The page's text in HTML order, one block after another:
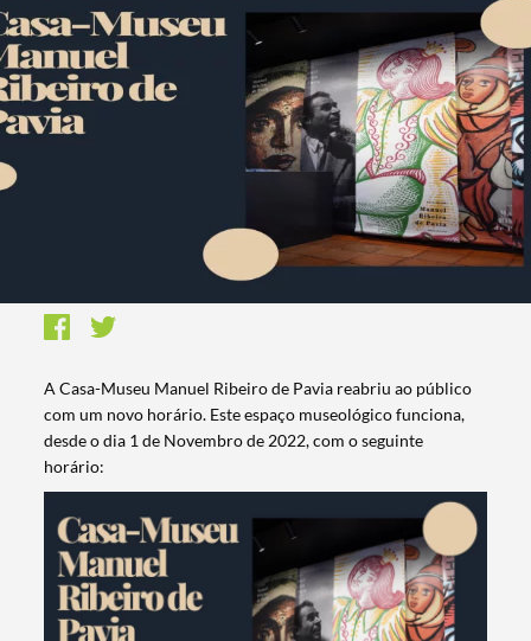
A Casa-Museu Manuel Ribeiro de Pavia reabriu ao público
com um novo horário. Este espaço museológico funciona,
desde o dia 1 de Novembro de 2022, com o seguinte
horário: